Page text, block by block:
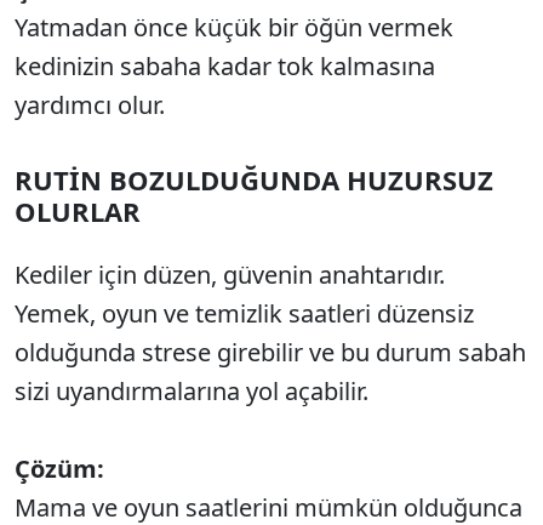
Yatmadan önce küçük bir öğün vermek
kedinizin sabaha kadar tok kalmasına
yardımcı olur.
RUTİN BOZULDUĞUNDA HUZURSUZ
OLURLAR
Kediler için düzen, güvenin anahtarıdır.
Yemek, oyun ve temizlik saatleri düzensiz
olduğunda strese girebilir ve bu durum sabah
sizi uyandırmalarına yol açabilir.
Çözüm:
Mama ve oyun saatlerini mümkün olduğunca